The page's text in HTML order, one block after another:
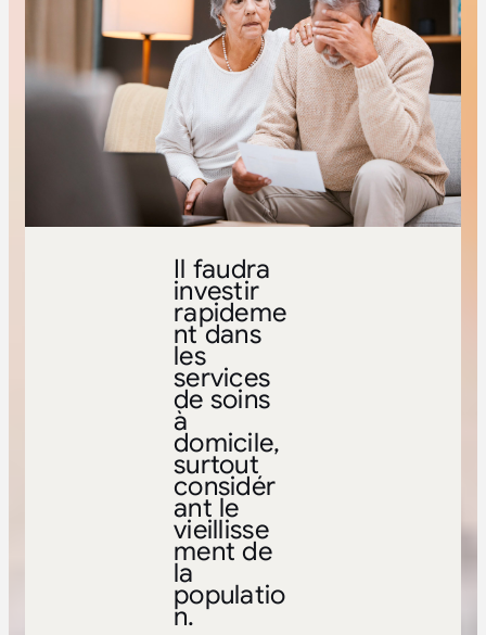
Il faudra
investir
rapideme
nt dans
les
services
de soins
à
domicile,
surtout
considér
ant le
vieillisse
ment de
la
populatio
n.